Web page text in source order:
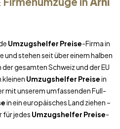
Umzugshelfer Preise-Firma in
und stehen seit über einem halben
gesamten Schweiz und der EU
kleinen Umzugshelfer Preisein
mit unserem umfassenden Full-
in ein europäisches Land ziehen –
für jedes Umzugshelfer Preise-